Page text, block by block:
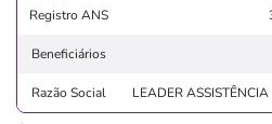
Registro ANS
Beneficiários
Razão Social LEADER